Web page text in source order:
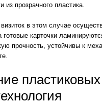
из прозрачного пластика.
в этом случае
готовые карточки
прочность, устойчивы к
пластиковых